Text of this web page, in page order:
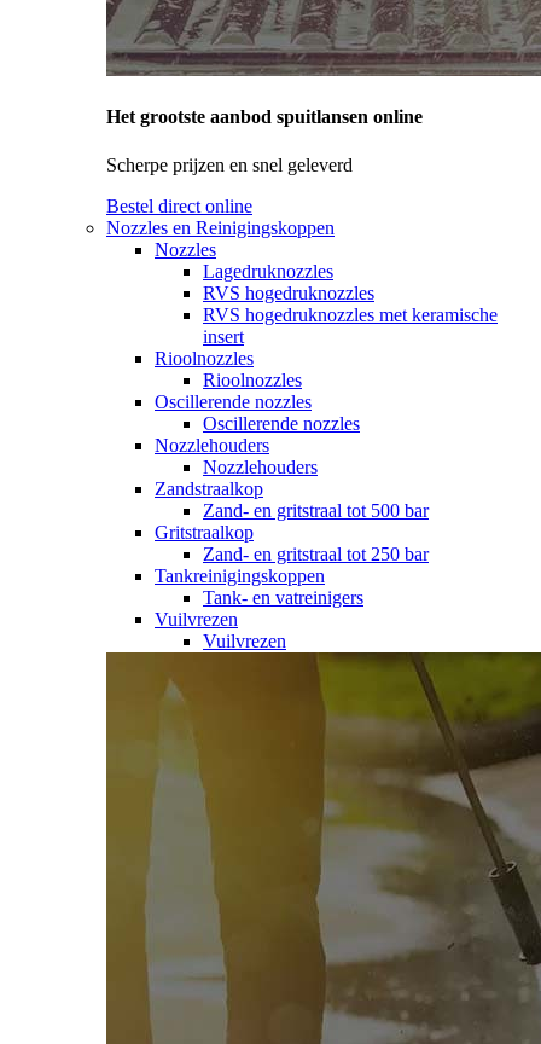
Het grootste aanbod spuitlansen online
Scherpe prijzen en snel geleverd
Bestel direct online
Nozzles en Reinigingskoppen
Nozzles
Lagedruknozzles
RVS hogedruknozzles
RVS hogedruknozzles met keramische
insert
Rioolnozzles
Rioolnozzles
Oscillerende nozzles
Oscillerende nozzles
Nozzlehouders
Nozzlehouders
Zandstraalkop
Zand- en gritstraal tot 500 bar
Gritstraalkop
Zand- en gritstraal tot 250 bar
Tankreinigingskoppen
Tank- en vatreinigers
Vuilvrezen
Vuilvrezen